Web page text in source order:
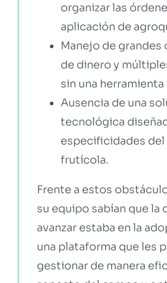
organizar las
aplicación de
Manejo de grandes
de dinero y
sin una herramienta
Ausencia de una
tecnológica
especificidades
frutícola.
Frente a estos
su equipo sabían que la
avanzar estaba en la
una plataforma que les
gestionar de manera